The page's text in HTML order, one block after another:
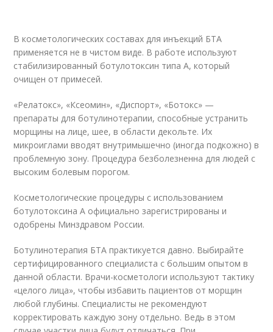
В косметологических составах для инъекций БТА
применяется не в чистом виде. В работе используют
стабилизированный ботулотоксин типа А, который
очищен от примесей.
«Релатокс», «Ксеомин», «Диспорт», «Ботокс» —
препараты для ботулинотерапии, способные устранить
морщины на лице, шее, в области декольте. Их
микроиглами вводят внутримышечно (иногда подкожно) в
проблемную зону. Процедура безболезненна для людей с
высоким болевым порогом.
Косметологические процедуры с использованием
ботулотоксина А официально зарегистрированы и
одобрены Минздравом России.
Ботулинотерапия БТА практикуется давно. Выбирайте
сертифицированного специалиста с большим опытом в
данной области. Врачи-косметологи используют тактику
«целого лица», чтобы избавить пациентов от морщин
любой глубины. Специалисты не рекомендуют
корректировать каждую зону отдельно. Ведь в этом